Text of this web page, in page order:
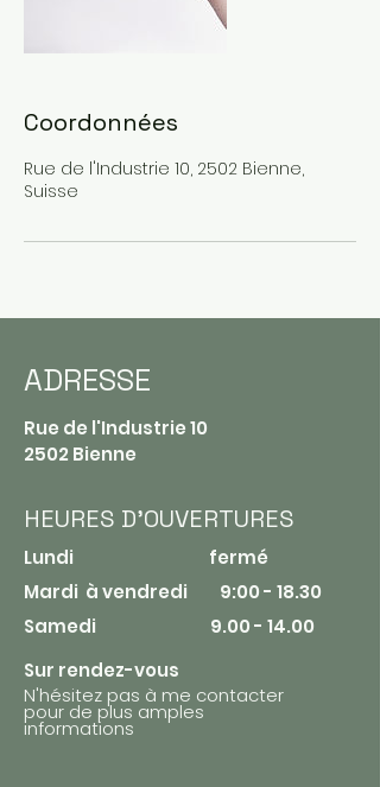
Coordonnées
Rue de l'Industrie 10, 2502 Bienne,
Suisse
ADRESSE
Rue de l'Industrie 10
2502 Bienne
Lundi fermé​
Mardi à vendredi 9:00 - 18.30
Samedi 9.00 - 14.00
Sur rendez-vous
N'hésitez pas à me contacter
pour de plus amples
informations
HEURES D'OUVERTURES